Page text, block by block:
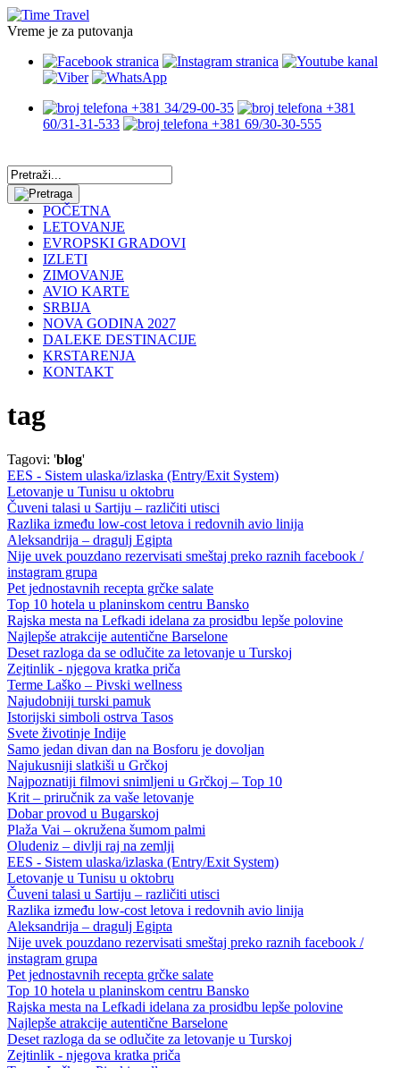
Vreme je za putovanja
+381 34/29-00-35
+381
60/31-31-533
+381 69/30-30-555
POČETNA
LETOVANJE
EVROPSKI GRADOVI
IZLETI
ZIMOVANJE
AVIO KARTE
SRBIJA
NOVA GODINA 2027
DALEKE DESTINACIJE
KRSTARENJA
KONTAKT
tag
Tagovi: 'blog'
EES - Sistem ulaska/izlaska (Entry/Exit System)
Letovanje u Tunisu u oktobru
Čuveni talasi u Sartiju – različiti utisci
Razlika između low-cost letova i redovnih avio linija
Aleksandrija – dragulj Egipta
Nije uvek pouzdano rezervisati smeštaj preko raznih facebook /
instagram grupa
Pet jednostavnih recepta grčke salate
Top 10 hotela u planinskom centru Bansko
Rajska mesta na Lefkadi idelana za prosidbu lepše polovine
Najlepše atrakcije autentične Barselone
Deset razloga da se odlučite za letovanje u Turskoj
Zejtinlik - njegova kratka priča
Terme Laško – Pivski wellness
Najudobniji turski pamuk
Istorijski simboli ostrva Tasos
Svete životinje Indije
Samo jedan divan dan na Bosforu je dovoljan
Najukusniji slatkiši u Grčkoj
Najpoznatiji filmovi snimljeni u Grčkoj – Top 10
Krit – priručnik za vaše letovanje
Dobar provod u Bugarskoj
Plaža Vai – okružena šumom palmi
Oludeniz – divlji raj na zemlji
EES - Sistem ulaska/izlaska (Entry/Exit System)
Letovanje u Tunisu u oktobru
Čuveni talasi u Sartiju – različiti utisci
Razlika između low-cost letova i redovnih avio linija
Aleksandrija – dragulj Egipta
Nije uvek pouzdano rezervisati smeštaj preko raznih facebook /
instagram grupa
Pet jednostavnih recepta grčke salate
Top 10 hotela u planinskom centru Bansko
Rajska mesta na Lefkadi idelana za prosidbu lepše polovine
Najlepše atrakcije autentične Barselone
Deset razloga da se odlučite za letovanje u Turskoj
Zejtinlik - njegova kratka priča